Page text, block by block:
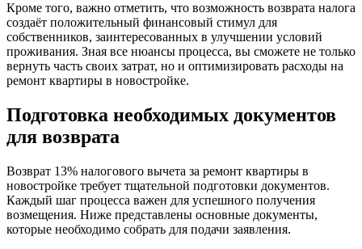
Кроме того, важно отметить, что возможность возврата налога
создаёт положительный финансовый стимул для
собственников, заинтересованных в улучшении условий
проживания. Зная все нюансы процесса, вы сможете не только
вернуть часть своих затрат, но и оптимизировать расходы на
ремонт квартиры в новостройке.
Подготовка необходимых документов
для возврата
Возврат 13% налогового вычета за ремонт квартиры в
новостройке требует тщательной подготовки документов.
Каждый шаг процесса важен для успешного получения
возмещения. Ниже представлены основные документы,
которые необходимо собрать для подачи заявления.